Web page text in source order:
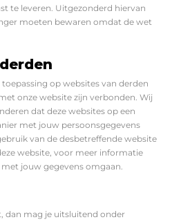
te leveren. Uitgezonderd hiervan
moeten bewaren omdat de wet
op websites van derden
onze website zijn verbonden. Wij
dat deze websites op een
met jouw persoonsgegevens
van de desbetreffende website
website, voor meer informatie
jouw gegevens omgaan.
dan mag je uitsluitend onder